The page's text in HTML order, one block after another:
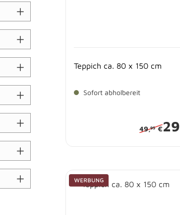
Teppich ca. 80 x 150 cm
Sofort abholbereit
49,95€